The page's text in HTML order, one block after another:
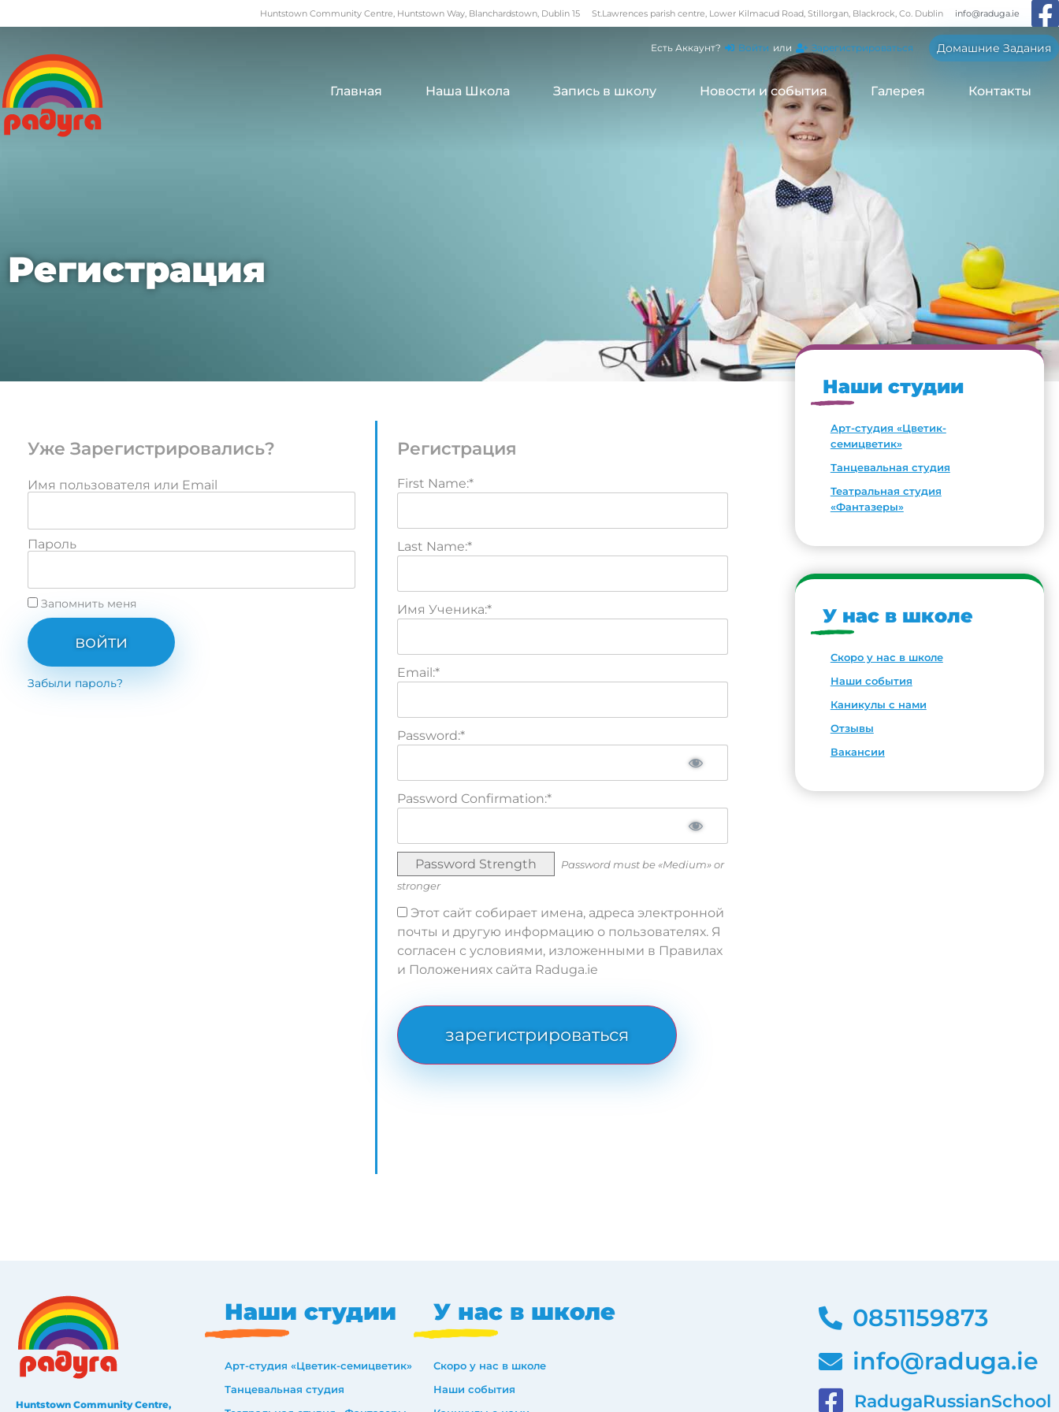
Huntstown Community Centre, Huntstown Way, Blanchardstown, Dublin 15 St.Lawrences parish centre, Lower Kilmacud Road, Stillorgan, Blackrock, Co. Dublin info@raduga.ie
Есть Аккаунт? Войти или Зарегистрироваться Домашние Задания
Главная Наша Школа Запись в школу Новости и события Галерея Контакты
Регистрация
Уже Зарегистрировались?
Имя пользователя или Email
Пароль
Запомнить меня
войти
Забыли пароль?
Регистрация
First Name:*
Last Name:*
Имя Ученика:*
Email:*
Password:*
Password Confirmation:*
Password Strength
Password must be «Medium» or
stronger
Этот сайт собирает имена, адреса электронной
почты и другую информацию о пользователях. Я
согласен с условиями, изложенными в Правилах
и Положениях сайта Raduga.ie
No val
Наши студии
Арт-студия «Цветик-
семицветик»
Танцевальная студия
Театральная студия
«Фантазеры»
У нас в школе
Скоро у нас в школе
Наши события
Каникулы с нами
Отзывы
Вакансии
Huntstown Community Centre,
Наши студии
Арт-студия «Цветик-семицветик»
Танцевальная студия
У нас в школе
Скоро у нас в школе
Наши события
0851159873
info@raduga.ie
RadugaRussianSchool